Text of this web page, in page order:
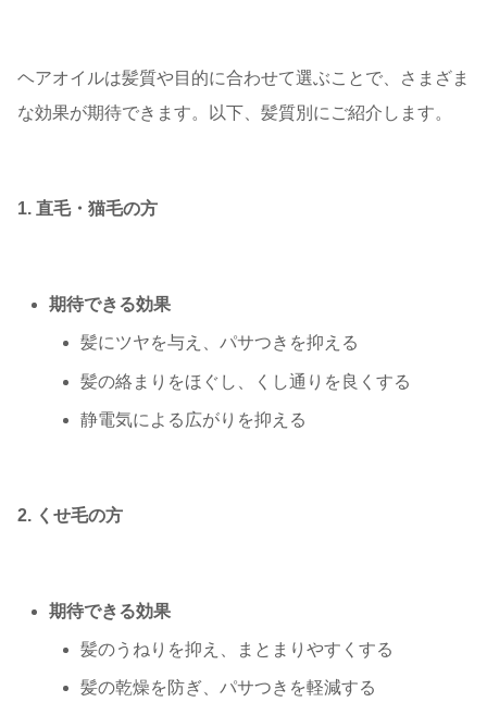
ヘアオイルは髪質や目的に合わせて選ぶことで、さまざま
な効果が期待できます。以下、髪質別にご紹介します。
1. 直毛・猫毛の方
期待できる効果
髪にツヤを与え、パサつきを抑える
髪の絡まりをほぐし、くし通りを良くする
静電気による広がりを抑える
2. くせ毛の方
期待できる効果
髪のうねりを抑え、まとまりやすくする
髪の乾燥を防ぎ、パサつきを軽減する